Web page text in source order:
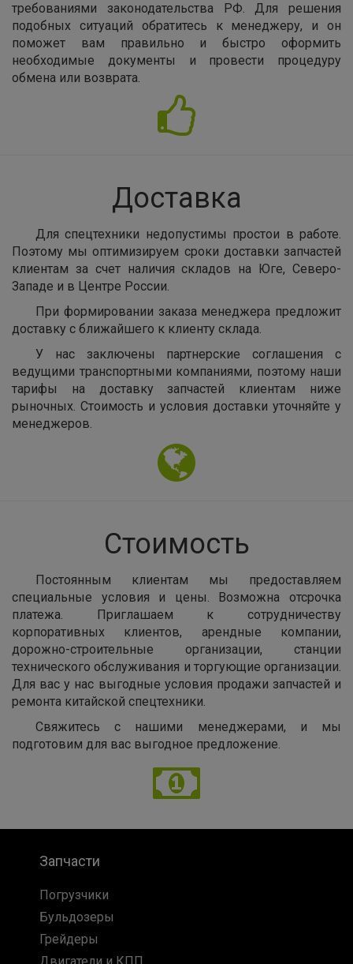
требованиями законодательства РФ. Для решения
подобных ситуаций обратитесь к менеджеру, и он
поможет вам правильно и быстро оформить
необходимые документы и провести процедуру
обмена или возврата.
Доставка
Для спецтехники недопустимы простои в работе.
Поэтому мы оптимизируем сроки доставки запчастей
клиентам за счет наличия складов на Юге, Северо-
Западе и в Центре России.
При формировании заказа менеджера предложит
доставку с ближайшего к клиенту склада.
У нас заключены партнерские соглашения с
ведущими транспортными компаниями, поэтому наши
тарифы на доставку запчастей клиентам ниже
рыночных. Стоимость и условия доставки уточняйте у
менеджеров.
Стоимость
Постоянным клиентам мы предоставляем
специальные условия и цены. Возможна отсрочка
платежа. Приглашаем к сотрудничеству
корпоративных клиентов, арендные компании,
дорожно-строительные организации, станции
технического обслуживания и торгующие организации.
Для вас у нас выгодные условия продажи запчастей и
ремонта китайской спецтехники.
Свяжитесь с нашими менеджерами, и мы
подготовим для вас выгодное предложение.
Запчасти
Погрузчики
Бульдозеры
Грейдеры